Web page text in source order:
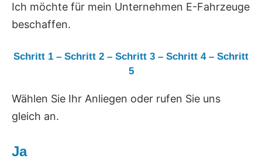
Ich möchte für mein Unternehmen E-Fahrzeuge
beschaffen.
Schritt 1 – Schritt 2 – Schritt 3 – Schritt 4– Schritt
5
Wählen Sie Ihr Anliegen oder rufen Sie uns
gleich an.
Ja